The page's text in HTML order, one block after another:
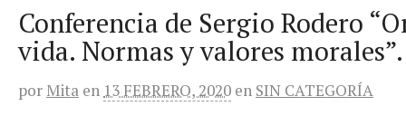
Conferencia de Sergio Rodero
vida. Normas y valores morales”.
por Mita en 13 FEBRERO, 2020 en SIN CATEGORÍA